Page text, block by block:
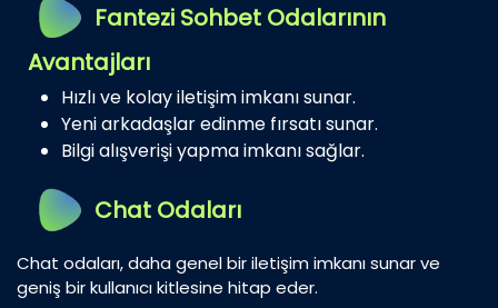
Fantezi Sohbet Odalarının
Avantajları
Hızlı ve kolay iletişim imkanı sunar.
Yeni arkadaşlar edinme fırsatı sunar.
Bilgi alışverişi yapma imkanı sağlar.
Chat Odaları
Chat odaları, daha genel bir iletişim imkanı sunar ve
geniş bir kullanıcı kitlesine hitap eder.